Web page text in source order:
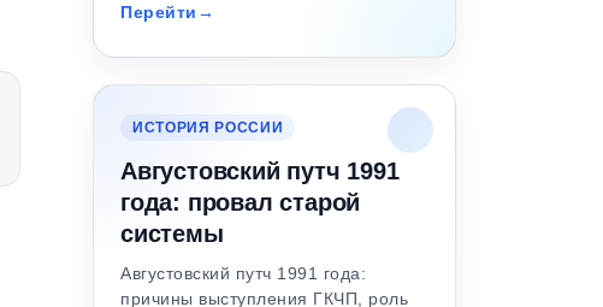
Перейти
ИСТОРИЯ РОССИИ
Августовский путч 1991
года: провал старой
системы
Августовский путч 1991 года:
причины выступления ГКЧП, роль